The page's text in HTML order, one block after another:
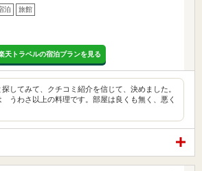
泊 旅館
天トラベルの宿泊プランを見る
してみて、クチコミ紹介を信じて、決めました。
うわさ以上の料理です。部屋は良くも無く、悪く